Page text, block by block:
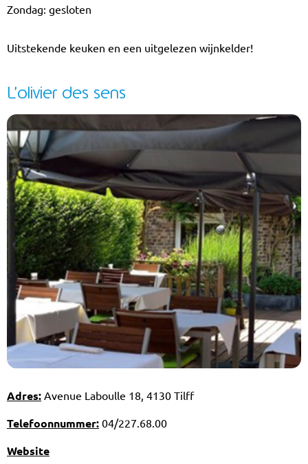
Zondag: gesloten
Uitstekende keuken en een uitgelezen wijnkelder!
L’olivier des sens
Adres: Avenue Laboulle 18, 4130 Tilff
Telefoonnummer: 04/227.68.00
Website